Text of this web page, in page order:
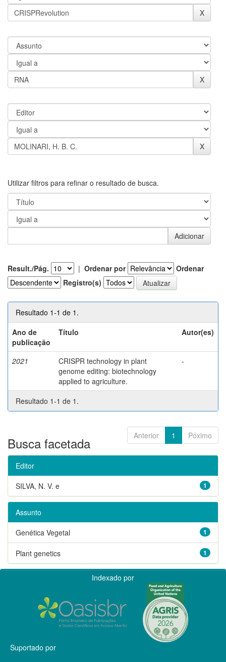
Utilizar filtros para refinar o resultado de busca.
Result./Pág. | Ordenar por
Ordenar
Registro(s)
Resultado 1-1 de 1.
Ano de
publicação
Título Autor(es)
2021
CRISPR technology in plant
genome editing: biotechnology
applied to agriculture.
-
Resultado 1-1 de 1.
Anterior 1 Póximo
Busca facetada
Editor
1
SILVA, N. V. e
Assunto
1
Genética Vegetal
1
Plant genetics
Indexado por
Suportado por